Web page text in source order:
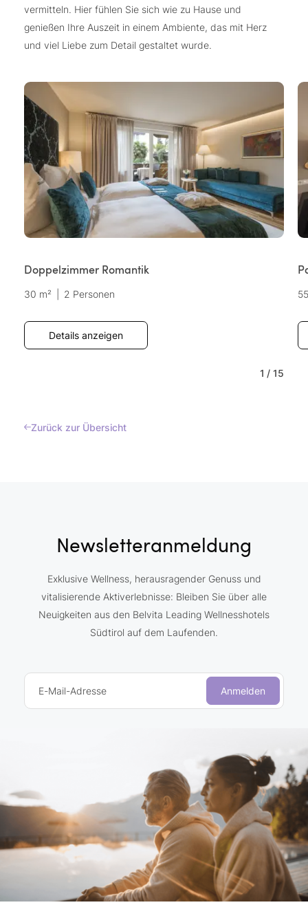
vermitteln. Hier fühlen Sie sich wie zu Hause und
genießen Ihre Auszeit in einem Ambiente, das mit Herz
und viel Liebe zum Detail gestaltet wurde.
Doppelzimmer Romantik
30 m² 2 Personen
Details anzeigen
1 / 15
Zurück zur Übersicht
Newsletteranmeldung
Exklusive Wellness, herausragender Genuss und
vitalisierende Aktiverlebnisse: Bleiben Sie über alle
Neuigkeiten aus den Belvita Leading Wellnesshotels
Südtirol auf dem Laufenden.
E-Mail-Adresse Anmelden